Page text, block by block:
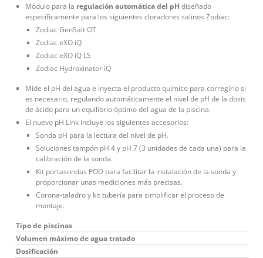
Módulo para la regulación automática del pH diseñado
específicamente para los siguientes cloradores salinos Zodiac:
Zodiac GenSalt OT
Zodiac eXO iQ
Zodiac eXO iQ LS
Zodiac Hydroxinator iQ
Mide el pH del agua e inyecta el producto químico para corregirlo si
es necesario, regulando automáticamente el nivel de pH de la dosis
de ácido para un equilibrio óptimo del agua de la piscina.
El nuevo pH Link incluye los siguientes accesorios:
Sonda pH para la lectura del nivel de pH.
Soluciones tampón pH 4 y pH 7 (3 unidades de cada una) para la
calibración de la sonda.
Kit portasondas POD para facilitar la instalación de la sonda y
proporcionar unas mediciones más precisas.
Corona-taladro y kit tubería para simplificar el proceso de
montaje.
Tipo de piscinas
Volumen máximo de agua tratado
Dosificación